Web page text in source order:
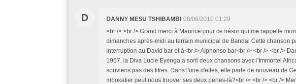
D DANNY MESU TSHIBAMBI 08/06/2010 01:29
<br /> <br /> Grand merci à Maurice pour ce trésor qui me rappelle
dimanches après-midi au terrain municipal de Bandal Cette chanson
interruption au David bar et à<br /> Alphonso bar<br /> <br /> <br />
1967, la Diva Lucie Eyenga a sorti deux chansons avec l'Immortel
souviens pas des titres. Dans l'une d'elles, elle parle de nouveau de
mbokatier peut nous trouver ses deux perles-là?<br /> <br /> <br />